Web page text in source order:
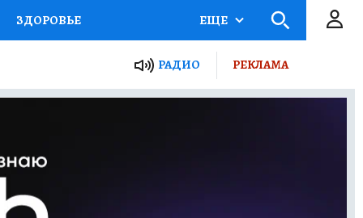
ЗДОРОВЬЕ
Я ЗНАЮ СЕМЬЯ
ЕЩЕ
РАДИО РЕКЛАМА